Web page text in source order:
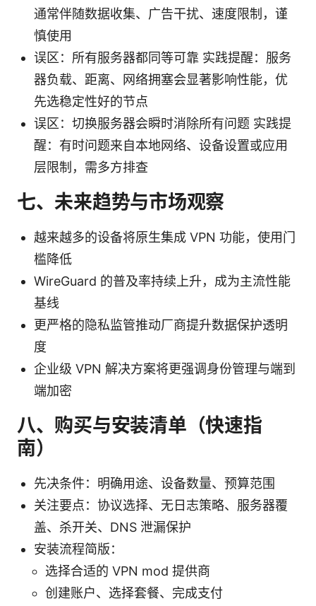
通常伴随数据收集、广告干扰、速度限制，谨
慎使用
误区：所有服务器都同等可靠 实践提醒：服务
器负载、距离、网络拥塞会显著影响性能，优
先选稳定性好的节点
误区：切换服务器会瞬时消除所有问题 实践提
醒：有时问题来自本地网络、设备设置或应用
层限制，需多方排查
七、未来趋势与市场观察
越来越多的设备将原生集成 VPN 功能，使用门
槛降低
WireGuard 的普及率持续上升，成为主流性能
基线
更严格的隐私监管推动厂商提升数据保护透明
度
企业级 VPN 解决方案将更强调身份管理与端到
端加密
八、购买与安装清单（快速指
南）
先决条件：明确用途、设备数量、预算范围
关注要点：协议选择、无日志策略、服务器覆
盖、杀开关、DNS 泄漏保护
安装流程简版：
选择合适的 VPN mod 提供商
创建账户、选择套餐、完成支付